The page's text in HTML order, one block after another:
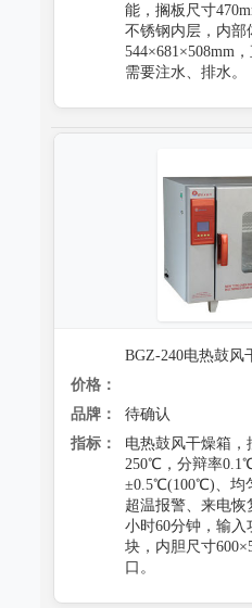
能，搁板尺寸
不锈钢内层，内部
544×681×508mm
需要注水、排水。
BGZ-240电热鼓风
价格：
品牌：
待确认
指标：
电热鼓风干燥箱，
250℃，分辩率
±0.5℃(100℃)、均
超温报警、来电恢
小时60分钟，输入
块，内胆尺寸
口。